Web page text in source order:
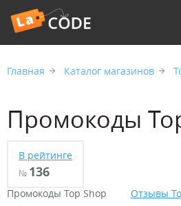
Главная Каталог магазинов
Промокоды
В рейтинге
№ 136
Промокоды Top Shop
Отзывы